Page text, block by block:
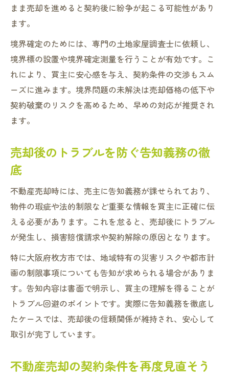
まま売却を進めると契約後に紛争が起こる可能性があり
ます。
境界確定のためには、専門の土地家屋調査士に依頼し、
境界標の設置や境界確定測量を行うことが有効です。こ
れにより、買主に安心感を与え、契約条件の交渉もスム
ーズに進みます。境界問題の未解決は売却価格の低下や
契約破棄のリスクを高めるため、早めの対応が推奨され
ます。
売却後のトラブルを防ぐ告知義務の徹
底
不動産売却時には、売主に告知義務が課せられており、
物件の瑕疵や法的制限など重要な情報を買主に正確に伝
える必要があります。これを怠ると、売却後にトラブル
が発生し、損害賠償請求や契約解除の原因となります。
特に大阪府枚方市では、地域特有の災害リスクや都市計
画の制限事項についても告知が求められる場合がありま
す。告知内容は書面で明示し、買主の理解を得ることが
トラブル回避のポイントです。実際に告知義務を徹底し
たケースでは、売却後の信頼関係が維持され、安心して
取引が完了しています。
不動産売却の契約条件を再度見直そう